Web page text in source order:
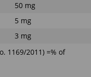
50 mg
5 mg
3 mg
1169/2011) =% of